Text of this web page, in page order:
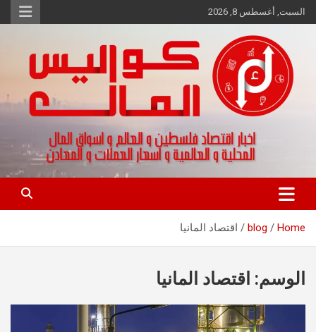
Skip
to
السبت, أغسطس 8, 2026
كواليس المال
اخبار اقتصاد فلسطين و العالم و تقارير اسواق المال و العملات
Home
blog اقتصاد المانيا
الوسم: اقتصاد المانيا